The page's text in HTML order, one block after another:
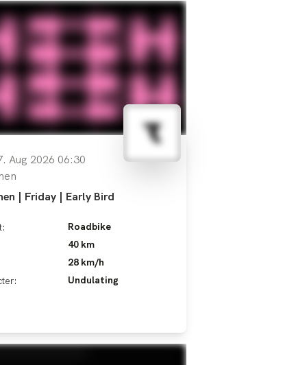
Aug 2026 06:30
| Friday | Early Bird
Roadbike
40 km
28 km/h
Undulating